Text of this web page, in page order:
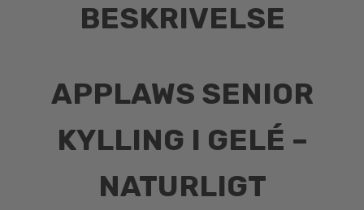
BESKRIVELSE
APPLAWS SENIOR
KYLLING I GELÉ –
NATURLIGT